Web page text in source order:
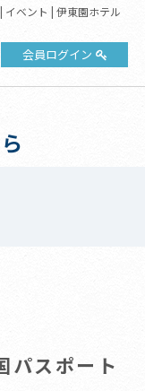
ベント | 伊東園ホテル
会員ログイン
パスポート